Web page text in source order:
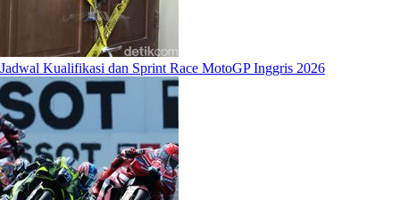
Jadwal Kualifikasi dan Sprint Race MotoGP Inggris 2026